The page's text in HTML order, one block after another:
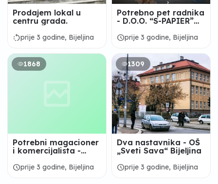
Prodajem lokal u
centru grada.
rotate_leftprije 3 godine, Bijeljina
Potrebno pet radnika
- D.O.O. “S-PAPIER”
scheduleprije 3 godine, Bijeljina
1868
Potrebni magacioner
i komercijalista -
Bijeljina
scheduleprije 3 godine, Bijeljina
1309
Dva nastavnika - OŠ
„Sveti Sava“ Bijeljina
scheduleprije 3 godine, Bijeljina